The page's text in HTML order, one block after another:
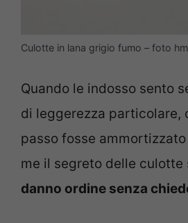
Culotte in lana grigio fumo – foto
Quando le indosso sento
di leggerezza particolare,
passo fosse
me il segreto delle culotte
danno ordine senza